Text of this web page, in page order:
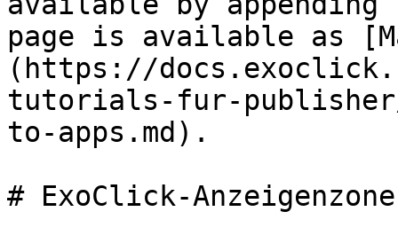
page is available as
(https://
tutorials-fur-publisher/
to-apps.md).
# ExoClick-